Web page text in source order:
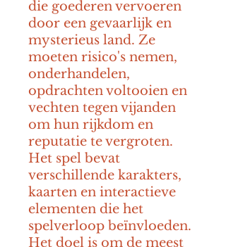
die goederen vervoeren
door een gevaarlijk en
mysterieus land. Ze
moeten risico's nemen,
onderhandelen,
opdrachten voltooien en
vechten tegen vijanden
om hun rijkdom en
reputatie te vergroten.
Het spel bevat
verschillende karakters,
kaarten en interactieve
elementen die het
spelverloop beïnvloeden.
Het doel is om de meest